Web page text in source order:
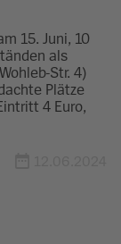
15. Juni, 10
als
Str. 4)
Plätze
4 Euro,